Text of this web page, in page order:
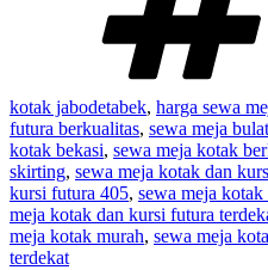
kotak jabodetabek, harga sewa
futura berkualitas, sewa meja bulat
kotak bekasi, sewa meja kotak
skirting, sewa meja kotak dan
kursi futura 405, sewa meja
meja kotak dan kursi futura
meja kotak murah, sewa meja
terdekat